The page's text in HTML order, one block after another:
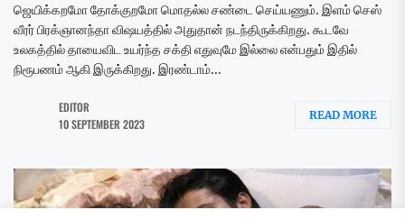
ஜெயிக்கறமோ தோக்குறமோ மொதல்ல சண்டை செய்யணும். இளம் செஸ்
வீரர் பிரக்ஞானந்தா விஷயத்தில் அதுதான் நடந்திருக்கிறது. கூடவே
உலகத்தில் தாயைவிட உயர்ந்த சக்தி எதுவுமே இல்லை என்பதும் இதில்
நிரூபணம் ஆகி இருக்கிறது. இரண்டாம்...
EDITOR
10 SEPTEMBER 2023
READ MORE